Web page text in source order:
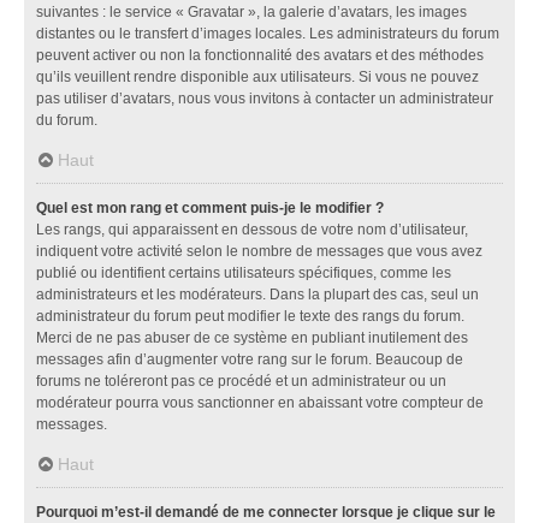
suivantes : le service « Gravatar », la galerie d’avatars, les images
distantes ou le transfert d’images locales. Les administrateurs du forum
peuvent activer ou non la fonctionnalité des avatars et des méthodes
qu’ils veuillent rendre disponible aux utilisateurs. Si vous ne pouvez
pas utiliser d’avatars, nous vous invitons à contacter un administrateur
du forum.
Haut
Quel est mon rang et comment puis-je le modifier ?
Les rangs, qui apparaissent en dessous de votre nom d’utilisateur,
indiquent votre activité selon le nombre de messages que vous avez
publié ou identifient certains utilisateurs spécifiques, comme les
administrateurs et les modérateurs. Dans la plupart des cas, seul un
administrateur du forum peut modifier le texte des rangs du forum.
Merci de ne pas abuser de ce système en publiant inutilement des
messages afin d’augmenter votre rang sur le forum. Beaucoup de
forums ne toléreront pas ce procédé et un administrateur ou un
modérateur pourra vous sanctionner en abaissant votre compteur de
messages.
Haut
Pourquoi m’est-il demandé de me connecter lorsque je clique sur le